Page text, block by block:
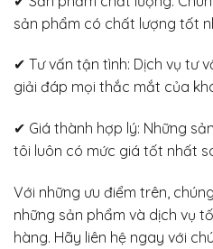
sản phẩm có chất lượng tốt
✔ Tư vấn tận tình: Dịch vụ tư
giải đáp mọi thắc mắt của
✔ Giá thành hợp lý: Những
tôi luôn có mức giá tốt nhất
Với những ưu điểm trên,
những sản phẩm và dịch vụ
hàng. Hãy liên hệ ngay với